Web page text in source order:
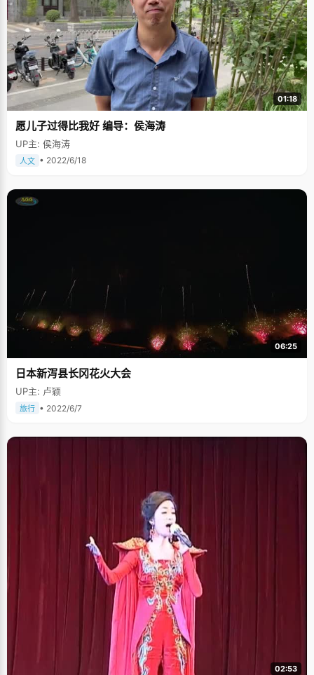
01:18
愿儿子过得比我好 编导：侯海涛
UP主: 侯海涛
人文 • 2022/6/18
06:25
日本新泻县长冈花火大会
UP主: 卢颖
旅行 • 2022/6/7
02:53